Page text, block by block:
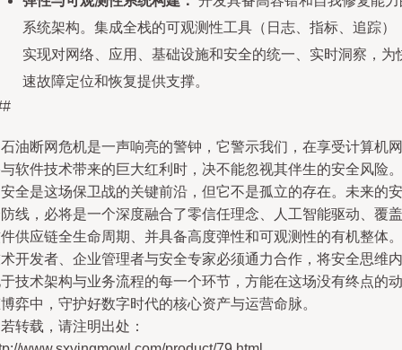
系统架构。集成全栈的可观测性工具（日志、指标、追踪）
实现对网络、应用、基础设施和安全的统一、实时洞察，为
速故障定位和恢复提供支撑。
油断网危机是一声响亮的警钟，它警示我们，在享受计算机网
软件技术带来的巨大红利时，决不能忽视其伴生的安全风险。
全是这场保卫战的关键前沿，但它不是孤立的存在。未来的安
线，必将是一个深度融合了零信任理念、人工智能驱动、覆盖
供应链全生命周期、并具备高度弹性和可观测性的有机整体。
开发者、企业管理者与安全专家必须通力合作，将安全思维内
技术架构与业务流程的每一个环节，方能在这场没有终点的动
弈中，守护好数字时代的核心资产与运营命脉。
转载，请注明出处：